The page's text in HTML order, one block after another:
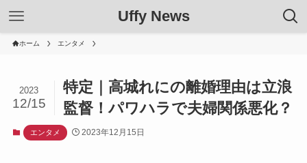
Uffy News
ホーム エンタメ
特定｜高城れにの離婚理由は立浪
監督！パワハラで夫婦関係悪化？
2023
12/15
エンタメ 2023年12月15日